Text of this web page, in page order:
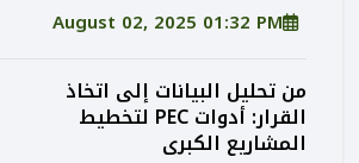
August 02, 2025 01:32 PM
من تحليل البيانات إلى اتخاذ
القرار: أدوات PEC لتخطيط
المشاريع الكبرى